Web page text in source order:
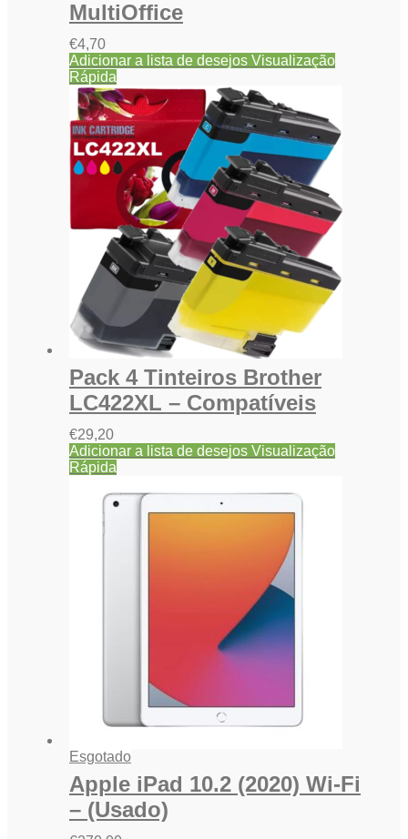
MultiOffice
€4,70
Adicionar a lista de desejos Visualização
Rápida
Pack 4 Tinteiros Brother
LC422XL – Compatíveis
€29,20
Adicionar a lista de desejos Visualização
Rápida
Esgotado
Apple iPad 10.2 (2020) Wi-Fi
– (Usado)